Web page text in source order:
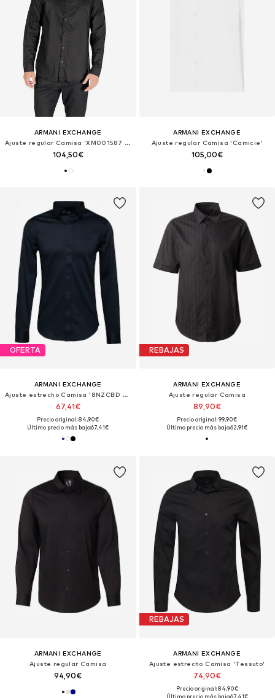
ARMANI EXCHANGE
Ajuste regular Camisa 'XM001587 AF16631'
104,50€
ARMANI EXCHANGE
Ajuste regular Camisa 'Camicie'
105,00€
OFERTA
ARMANI EXCHANGE
Ajuste estrecho Camisa '8NZCBD ZN10Z'
67,41€
Precio original: 84,90€
Último precio más bajo:67,41€
REBAJAS
ARMANI EXCHANGE
Ajuste regular Camisa
89,90€
Precio original: 99,90€
Último precio más bajo:62,91€
ARMANI EXCHANGE
Ajuste regular Camisa
94,90€
REBAJAS
ARMANI EXCHANGE
Ajuste estrecho Camisa 'Tessuto'
74,90€
Precio original: 84,90€
Último precio más bajo:67,41€